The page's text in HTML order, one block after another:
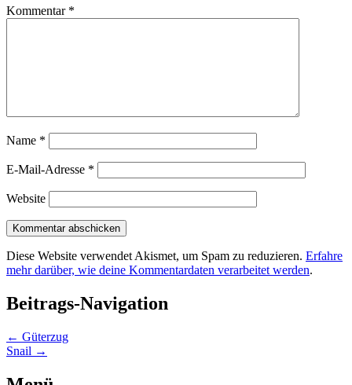
Kommentar *
Name *
E-Mail-Adresse *
Website
Diese Website verwendet Akismet, um Spam zu reduzieren. Erfahre
mehr darüber, wie deine Kommentardaten verarbeitet werden.
Beitrags-Navigation
← Güterzug
Snail →